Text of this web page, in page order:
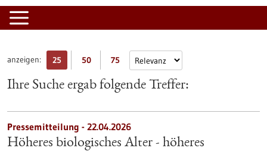
anzeigen: 25 50 75
Ihre Suche ergab folgende Treffer:
Pressemitteilung - 22.04.2026
Höheres biologisches Alter - höheres